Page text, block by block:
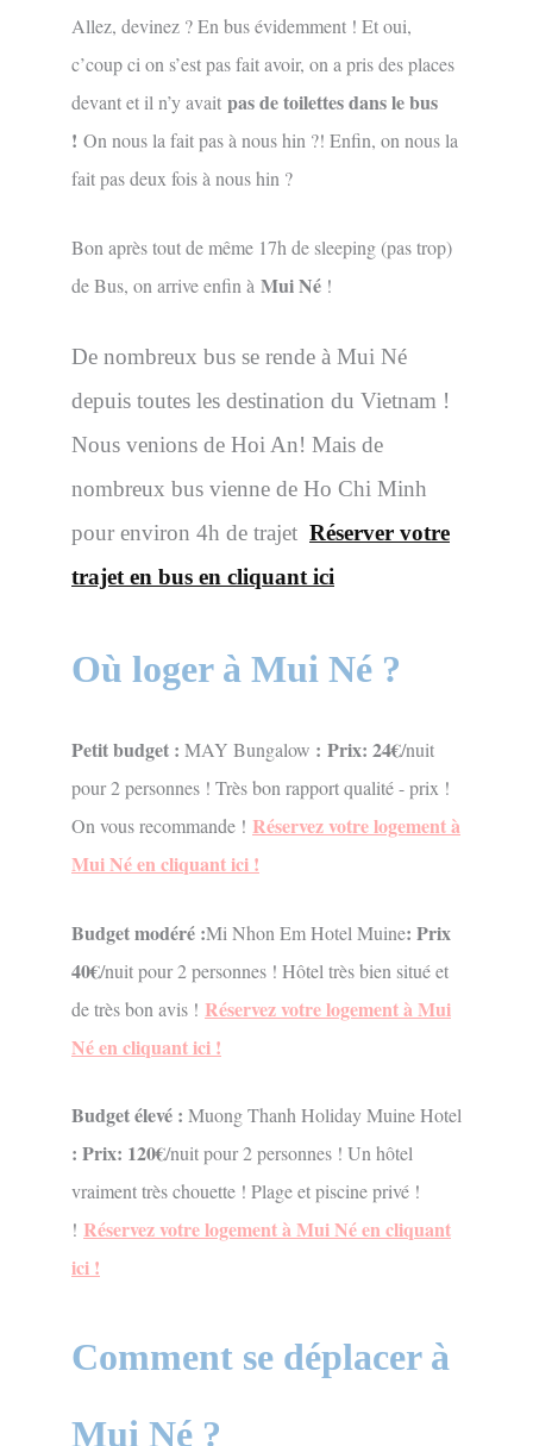
Allez, devinez ? En bus évidemment ! Et oui,
c’coup ci on s’est pas fait avoir, on a pris des places
devant et il n’y avait pas de toilettes dans le bus
! On nous la fait pas à nous hin ?! Enfin, on nous la
fait pas deux fois à nous hin ?
Bon après tout de même 17h de sleeping (pas trop)
de Bus, on arrive enfin à Mui Né !
De nombreux bus se rende à Mui Né
depuis toutes les destination du Vietnam !
Nous venions de Hoi An! Mais de
nombreux bus vienne de Ho Chi Minh
pour environ 4h de trajet Réserver votre
trajet en bus en cliquant ici
Où loger à Mui Né ?
Petit budget : MAY Bungalow : Prix: 24€/nuit
pour 2 personnes ! Très bon rapport qualité - prix !
On vous recommande ! Réservez votre logement à
Mui Né en cliquant ici !
Budget modéré :Mi Nhon Em Hotel Muine: Prix
40€/nuit pour 2 personnes ! Hôtel très bien situé et
de très bon avis ! Réservez votre logement à Mui
Né en cliquant ici !
Budget élevé : Muong Thanh Holiday Muine Hotel
: Prix: 120€/nuit pour 2 personnes ! Un hôtel
vraiment très chouette ! Plage et piscine privé !
! Réservez votre logement à Mui Né en cliquant
ici !
Comment se déplacer à
Mui Né ?